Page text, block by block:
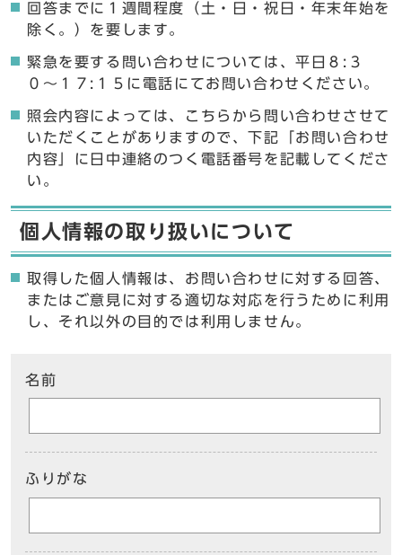
回答までに１週間程度（土・日・祝日・年末年始を
除く。）を要します。
緊急を要する問い合わせについては、平日８:３
０〜１７:１５に電話にてお問い合わせください。
照会内容によっては、こちらから問い合わせさせて
いただくことがありますので、下記「お問い合わせ
内容」に日中連絡のつく電話番号を記載してくださ
い。
個人情報の取り扱いについて
取得した個人情報は、お問い合わせに対する回答、
またはご意見に対する適切な対応を行うために利用
し、それ以外の目的では利用しません。
名前
ふりがな